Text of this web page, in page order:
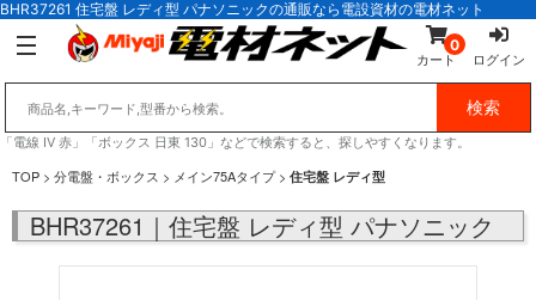
BHR37261 住宅盤 レディ型 パナソニックの通販なら電設資材の電材ネット
0
カート ログイン
「電線 IV 赤」「ボックス 日東 130」などで検索すると、探しやすくなります。
TOP > 分電盤・ボックス > メイン75Aタイプ> 住宅盤 レディ型
BHR37261｜住宅盤 レディ型 パナソニック